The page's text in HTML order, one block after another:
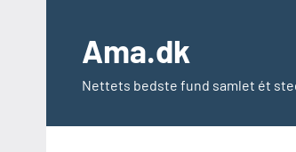
indholdAma.dk
Nettets bedste fund samlet ét